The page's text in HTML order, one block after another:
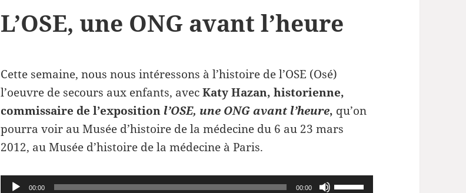
L’OSE, une ONG avant l’heure
Cette semaine, nous nous intéressons à l’histoire de l’OSE (Osé)
l’oeuvre de secours aux enfants, avecKaty Hazan, historienne,
commissaire de l’exposition l’OSE, une ONG avant l’heure, qu’on
pourra voir au Musée d’histoire de la médecine du 6 au 23 mars
2012, au Musée d’histoire de la médecine à Paris.
Lecteur
00:00 00:00
Utilisez